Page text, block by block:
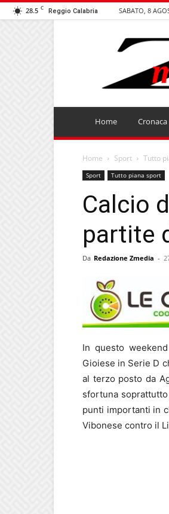
28.5 C Reggio Calabria SABATO, 8
Home Cronaca
Home Sport Tutto
Sport Tutto piana sport
Calcio
partite
Da Redazione Zmedia -
In questo
Gioiese in Serie D
al terzo posto da
sfortuna
punti importanti in
Vibonese contro il